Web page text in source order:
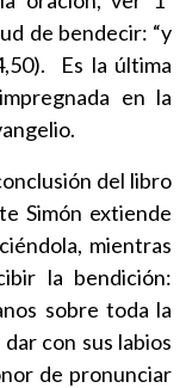
de bendecir: “y
Es la última
en la
del libro
Simón extiende
mientras
la bendición:
sobre toda la
con sus labios
de pronunciar